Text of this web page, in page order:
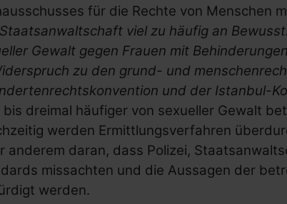
für die Rechte von Menschen
viel zu häufig an
Gewalt gegen Frauen mit
zu den grund- und
und der Istanbul-
bis dreimal häufiger von sexueller Gewalt
werden Ermittlungsverfahren
anderem daran, dass Polizei,
missachten und die Aussagen der
werden.